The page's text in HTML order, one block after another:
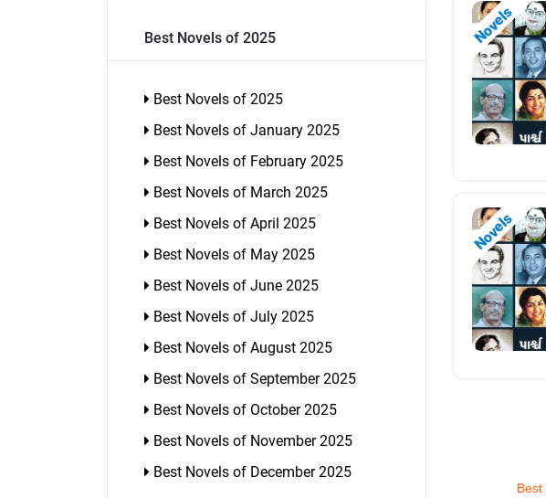
Best Novels of 2025
Best Novels of 2025
Best Novels of January 2025
Best Novels of February 2025
Best Novels of March 2025
Best Novels of April 2025
Best Novels of May 2025
Best Novels of June 2025
Best Novels of July 2025
Best Novels of August 2025
Best Novels of September 2025
Best Novels of October 2025
Best Novels of November 2025
Best Novels of December 2025
Novels
Novels